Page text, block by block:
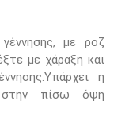
με ροζ
με χάραξη και
η
στην πίσω όψη